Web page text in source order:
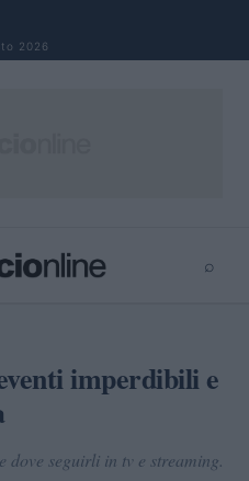
2026
⌕
imperdibili e
dove seguirli in tv e streaming.